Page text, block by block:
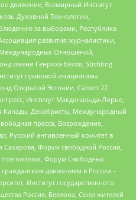
движение, Всемирный Институт
Духовной Технологии,
за выборами, Республика
развития журналистики,
Международных Отношений,
имени Генриха Бёлля, Stichting
правовой инициативы
Открытой Эстонии, Calvert 22
Институт Макдональда-Лорье,
Канады, Декабристы, Международный
пресса, Возрождение,
Русский антивоенный комитет в
Форум свободной России,
International, Форум Свободных
движением в России –
Институт государственного
Россия, Беллона, Союз жителей